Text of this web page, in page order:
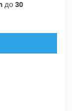
до 30